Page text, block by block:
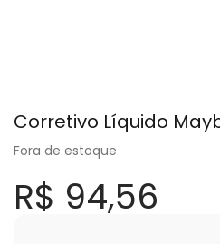
Corretivo Líquido
Fora de estoque
R$ 94,56